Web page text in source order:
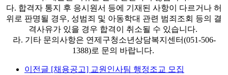
다. 합격자 통지 후 응시원서 등에 기재된 사항이 다르거나 허
위로 판명될 경우, 성범죄 및 아동학대 관련 범죄조회 등의 결
격사유가 있을 경우 합격이 취소될 수 있습니다.
라. 기타 문의사항은 연제구청소년상담복지센터(051-506-
1388)로 문의 바랍니다.
이전글 [채용공고] 교원인사팀 행정조교 모집